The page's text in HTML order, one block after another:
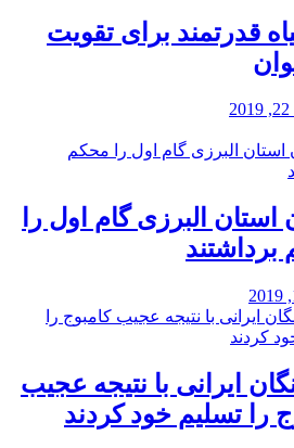
قدرتمند برای تقویت
استان البرزی گام اول را
ایرانی با نتیجه عجیب
را تسلیم خود کردند